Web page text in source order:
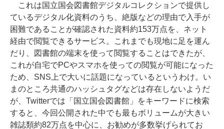
これは国立国会図書館デジタルコレクションで提供し
ているデジタル化資料のうち、絶版などの理由で入手が
困難であることが確認された資料約153万点を、ネット
経由で閲覧できるサービス。これまでも現地に足を運ん
だり、図書館の端末を使って閲覧することはできたが、
これが自宅でPCやスマホを使っての閲覧が可能になった
ため、SNS上で大いに話題になっているというわけ。い
まのところ共通のハッシュタグなどは存在しないようだ
が、Twitterでは「国立国会図書館」をキーワードに検索
すると、今回公開された中でも最もボリュームが大きい
雑誌類約82万点を中心に、お勧めが多数挙げられてお